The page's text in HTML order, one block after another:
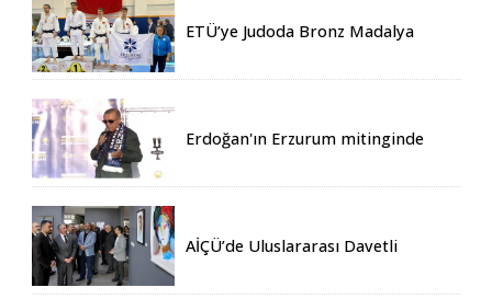
ETÜ’ye Judoda Bronz Madalya
Erdoğan'ın Erzurum mitinginde
AİÇÜ’de Uluslararası Davetli